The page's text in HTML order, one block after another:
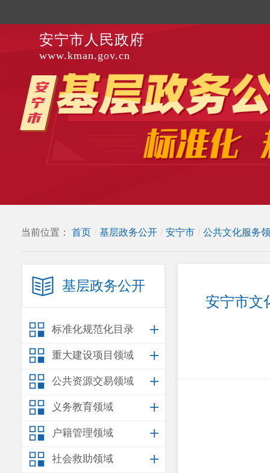
安宁市人民政府
www.kman.gov.cn
当前位置： 首页 / 基层政务公开 / 安宁市 / 公共文化服务
基层政务公开
标准化规范化目录
重大建设项目领域
公共资源交易领域
义务教育领域
户籍管理领域
社会救助领域
安宁市文